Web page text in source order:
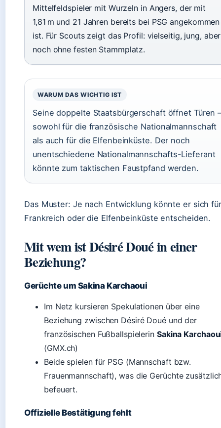
Mittelfeldspieler mit Wurzeln in Angers, der mit
1,81 m und 21 Jahren bereits bei PSG angekommen
ist. Für Scouts zeigt das Profil: vielseitig, jung, aber
noch ohne festen Stammplatz.
WARUM DAS WICHTIG IST
Seine doppelte Staatsbürgerschaft öffnet Türen
sowohl für die französische Nationalmannschaft
als auch für die Elfenbeinküste. Der noch
unentschiedene Nationalmannschafts-Lieferant
könnte zum taktischen Faustpfand werden.
Das Muster: Je nach Entwicklung könnte er sich für
Frankreich oder die Elfenbeinküste entscheiden.
Mit wem ist Désiré Doué in einer
Beziehung?
Gerüchte um Sakina Karchaoui
Im Netz kursieren Spekulationen über eine
Beziehung zwischen Désiré Doué und der
französischen Fußballspielerin Sakina
(GMX.ch)
Beide spielen für PSG (Mannschaft bzw.
Frauenmannschaft), was die Gerüchte
befeuert.
Offizielle Bestätigung fehlt